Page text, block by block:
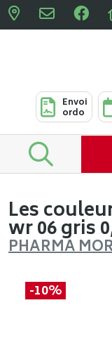
Envoi
ordo
Les
wr 06 gris
PHARMA
-10%